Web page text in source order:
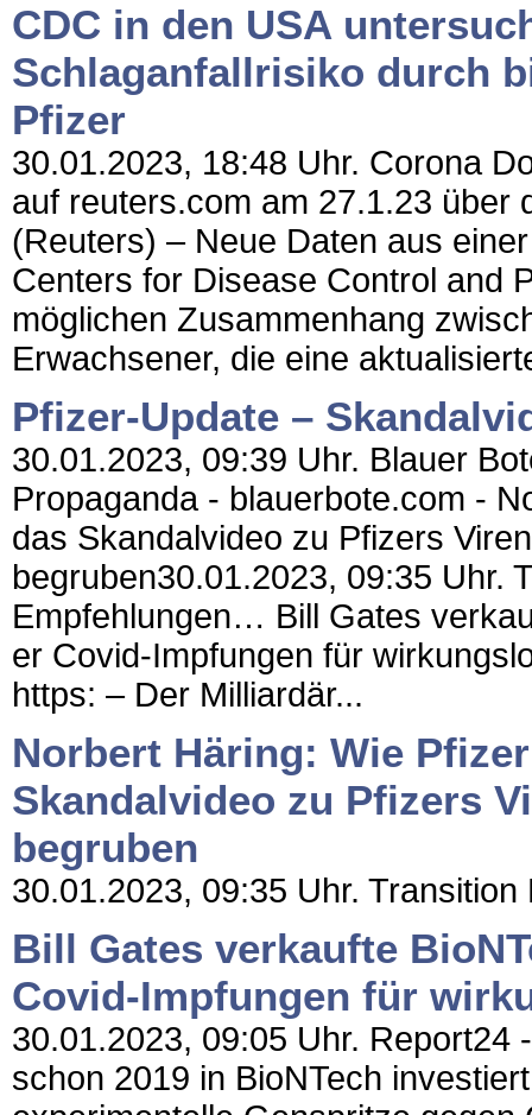
CDC in den USA
Schlaganfallrisiko durch
Pfizer
30.01.2023, 18:48 Uhr. Corona
auf reuters.com am 27.1.23 über
(Reuters) – Neue Daten aus
Centers for Disease Control and
möglichen Zusammenhang
Erwachsener, die eine
Pfizer-Update –
30.01.2023, 09:39 Uhr. Blauer
Propaganda - blauerbote.com -
das Skandalvideo zu Pfizers
begruben30.01.2023, 09:35 Uhr.
Empfehlungen… Bill Gates
er Covid-Impfungen für
https: – Der Milliardär...
Norbert Häring: Wie
Skandalvideo zu Pfizers
begruben
30.01.2023, 09:35 Uhr.
Bill Gates verkaufte
Covid-Impfungen für
30.01.2023, 09:05 Uhr. Report24
schon 2019 in BioNTech